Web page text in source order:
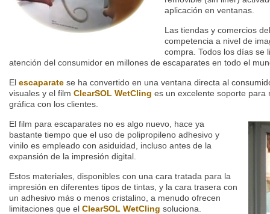
aplicación en ventanas.
Las tiendas y comercios
competencia a nivel de
compra. Todos los días se
atención del consumidor en millones de escaparates en todo el
El escaparate se ha convertido en una ventana directa al
visuales y el film ClearSOL WetCling es un excelente soporte para
gráfica con los clientes.
El film para escaparates no es algo nuevo, hace ya
bastante tiempo que el uso de polipropileno adhesivo y
vinilo es empleado con asiduidad, incluso antes de la
expansión de la impresión digital.
Estos materiales, disponibles con una cara tratada para la
impresión en diferentes tipos de tintas, y la cara trasera con
un adhesivo más o menos cristalino, a menudo ofrecen
limitaciones que el ClearSOL WetCling soluciona.